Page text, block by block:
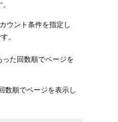
ウント条件を指定し
。
た回数順でページを
数順でページを表示し